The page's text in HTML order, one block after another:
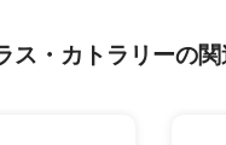
ス・カトラリーの